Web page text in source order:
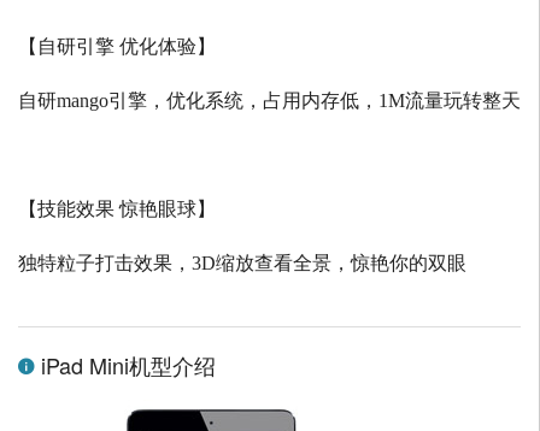
【自研引擎 优化体验】
自研mango引擎，优化系统，占用内存低， 1M流量玩转整天
【技能效果 惊艳眼球】
独特粒子打击效果， 3D缩放查看全景，惊艳你的双眼
iPad Mini机型介绍